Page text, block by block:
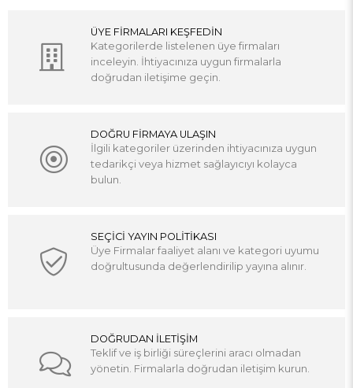
ÜYE FİRMALARI KEŞFEDİN
Kategorilerde listelenen üye firmaları
inceleyin. İhtiyacınıza uygun firmalarla
doğrudan iletişime geçin.
DOĞRU FİRMAYA ULAŞIN
İlgili kategoriler üzerinden ihtiyacınıza uygun
tedarikçi veya hizmet sağlayıcıyı kolayca
bulun.
SEÇİCİ YAYIN POLİTİKASI
Üye Firmalar faaliyet alanı ve kategori uyumu
doğrultusunda değerlendirilip yayına alınır.
DOĞRUDAN İLETİŞİM
Teklif ve iş birliği süreçlerini aracı olmadan
yönetin. Firmalarla doğrudan iletişim kurun.